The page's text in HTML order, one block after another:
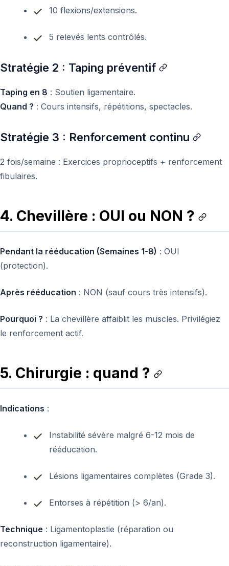
10 flexions/extensions.
5 relevés lents contrôlés.
Stratégie 2 : Taping préventif
Taping en 8 : Soutien ligamentaire.
Quand ? : Cours intensifs, répétitions, spectacles.
Stratégie 3 : Renforcement continu
2 fois/semaine : Exercices proprioceptifs + renforcement
fibulaires.
4. Chevillère : OUI ou NON ?
Pendant la rééducation (Semaines 1-8) : OUI
(protection).
Après rééducation : NON (sauf cours très intensifs).
Pourquoi ? : La chevillère affaiblit les muscles. Privilégiez
le renforcement actif.
5. Chirurgie : quand ?
Indications :
Instabilité sévère malgré 6-12 mois de
rééducation.
Lésions ligamentaires complètes (Grade 3).
Entorses à répétition (> 6/an).
Technique : Ligamentoplastie (réparation ou
reconstruction ligamentaire).